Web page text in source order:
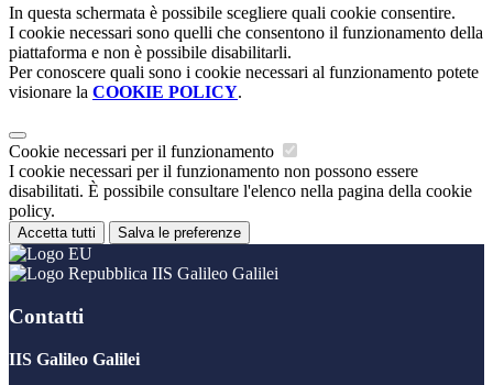
In questa schermata è possibile scegliere quali cookie consentire.
I cookie necessari sono quelli che consentono il funzionamento della
piattaforma e non è possibile disabilitarli.
Per conoscere quali sono i cookie necessari al funzionamento potete
visionare la COOKIE POLICY.
Cookie necessari per il funzionamento
I cookie necessari per il funzionamento non possono essere
disabilitati. È possibile consultare l'elenco nella pagina della cookie
policy.
Accetta tutti Salva le preferenze
IIS Galileo Galilei
Contatti
IIS Galileo Galilei